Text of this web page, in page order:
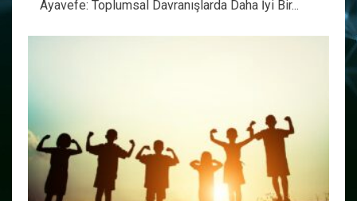
Ayavefe: Toplumsal Davranışlarda Daha İyi Bir...